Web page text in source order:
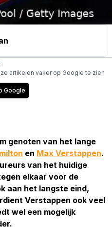
artikelen vaker op Google te zien
Google
genoten van het lange
en Max Verstappen.
van het huidige
elkaar voor de
aan het langste eind,
Verstappen ook veel
wel een mogelijk